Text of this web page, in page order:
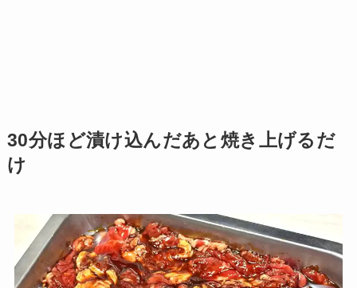
30分ほど漬け込んだあと焼き上げるだ
け